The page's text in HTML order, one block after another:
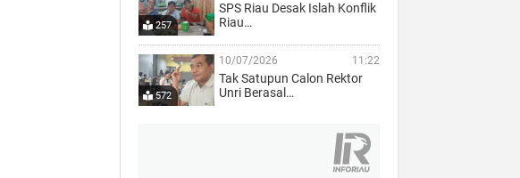
257
SPS Riau Desak Islah Konflik
Riau…
572
10/07/2026 11:22
Tak Satupun Calon Rektor
Unri Berasal…